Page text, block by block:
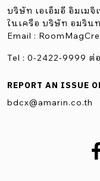
บริษัท เอเอ็มอี อิมเมจิ
ในเครือ บริษัท อมริน
Email :
Tel : 0-2422-9999 ต่
REPORT AN ISSUE
bdcx@amarin.co.th